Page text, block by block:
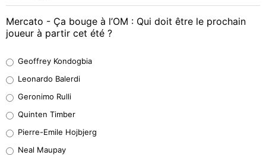
Mercato - Ça bouge à l’OM : Qui doit être le prochain
joueur à partir cet été ?
38%
32%
5%
Geoffrey Kondogbia
Leonardo Balerdi
Geronimo Rulli
Quinten Timber
Pierre-Emile Hojbjerg
Neal Maupay